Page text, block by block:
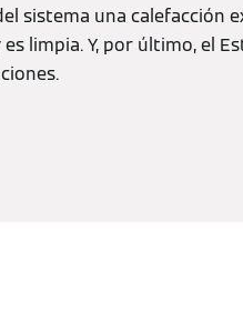
sistema una calefacción
limpia. Y, por último, el